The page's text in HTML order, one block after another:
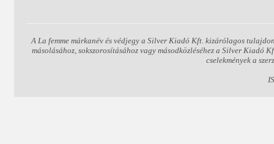
A La femme márkanév és védjegy a Silver Kiadó Kft. kizárólagos
másolásához, sokszorosításához vagy másodközléséhez a Silver Kiadó
cselekmények a